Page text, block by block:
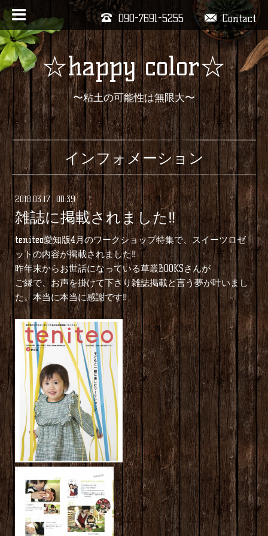
Contact
090-7691-5255
☆happy color☆
〜粘土の可能性は無限大〜
インフォメーション
2018 03.17 00:39
雑誌に掲載されました‼︎
teniteo愛知版4月のワークショップ特集で、スイーツロゼ
ットの内容が掲載されました‼︎
昨年末からお世話になっている草叢BOOKSさんが
ご縁で、お声を掛けて下さり雑誌掲載と言う夢が叶いまし
た。本当に本当に感謝です‼︎